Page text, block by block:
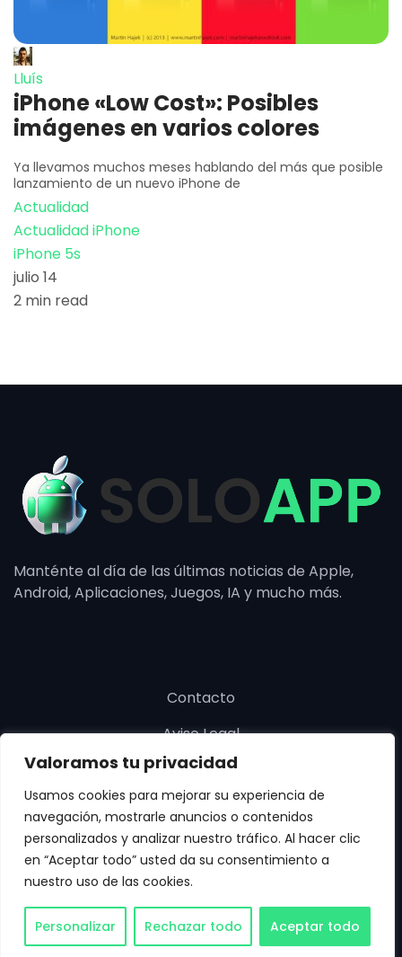
Valoramos tu privacidad
Usamos cookies para mejorar su experiencia de
navegación, mostrarle anuncios o contenidos
personalizados y analizar nuestro tráfico. Al hacer clic
en “Aceptar todo” usted da su consentimiento a
nuestro uso de las cookies.
Personalizar Rechazar todo Aceptar todo
Lluís
iPhone «Low Cost»: Posibles
imágenes en varios colores
Ya llevamos muchos meses hablando del más que posible
lanzamiento de un nuevo iPhone de
Actualidad
Actualidad iPhone
iPhone 5s
julio 14
2 min read
Manténte al día de las últimas noticias de Apple,
Android, Aplicaciones, Juegos, IA y mucho más.
Contacto
Aviso Legal
Política de cookies
Política de privacidad
Copyright © SoloApp 2025. Todos los derechos
reservados.